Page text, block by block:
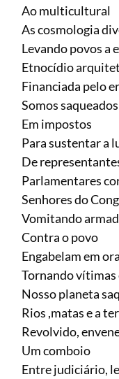
Ao multicultural
As cosmologia
Levando povos a
Etnocídio
Financiada pelo
Somos saqueados
Em impostos
Para sustentar a
De
Parlamentares
Senhores do
Vomitando
Contra o povo
Engabelam em
Tornando vítimas
Nosso planeta
Rios ,matas e a
Revolvido,
Um comboio
Entre judiciário,